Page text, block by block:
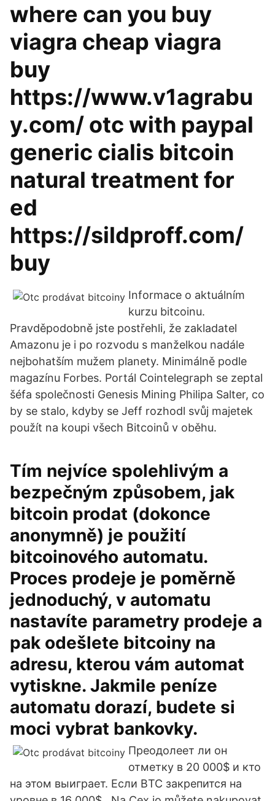
where can you buy
viagra cheap viagra
buy
https://www.v1agrabu
y.com/ otc with paypal
generic cialis bitcoin
natural treatment for
ed
https://sildproff.com/
buy
Informace o aktuálním
kurzu bitcoinu.
Pravděpodobně jste postřehli, že zakladatel
Amazonu je i po rozvodu s manželkou nadále
nejbohatším mužem planety. Minimálně podle
magazínu Forbes. Portál Cointelegraph se zeptal
šéfa společnosti Genesis Mining Philipa Salter, co
by se stalo, kdyby se Jeff rozhodl svůj majetek
použít na koupi všech Bitcoinů v oběhu.
Tím nejvíce spolehlivým a
bezpečným způsobem, jak
bitcoin prodat (dokonce
anonymně) je použití
bitcoinového automatu.
Proces prodeje je poměrně
jednoduchý, v automatu
nastavíte parametry prodeje a
pak odešlete bitcoiny na
adresu, kterou vám automat
vytiskne. Jakmile peníze
automatu dorazí, budete si
moci vybrat bankovky.
Преодолеет ли он
отметку в 20 000$ и кто
на этом выиграет. Если BTC закрепится на